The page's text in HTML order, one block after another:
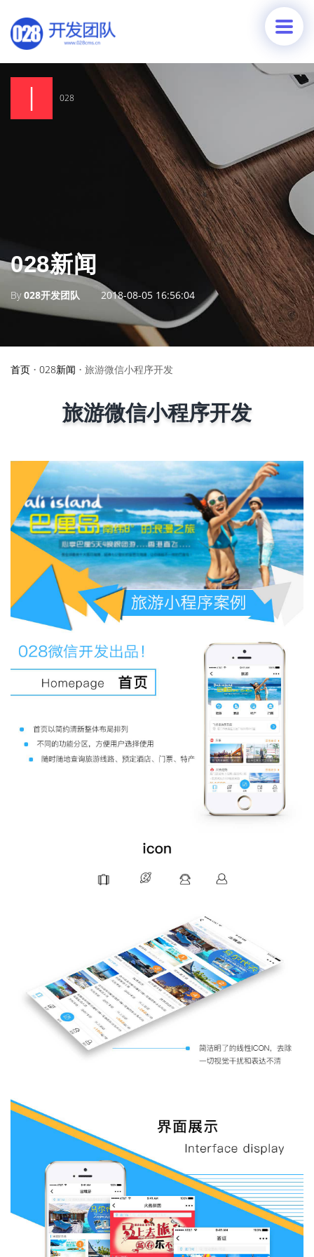
028
028新闻
By028开发团队 2018-08-05 16:56:04
首页 • 028新闻 • 旅游微信小程序开发
旅游微信小程序开发